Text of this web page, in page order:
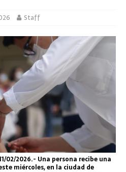
Staff
02/2026.- Una persona recibe una
miércoles, en la ciudad de